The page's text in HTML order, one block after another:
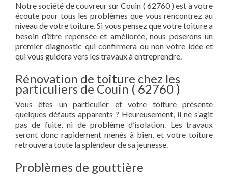
Notre société de couvreur sur Couin ( 62760 ) est à votre
écoute pour tous les problèmes que vous rencontrez au
niveau de votre toiture. Si vous pensez que votre toiture a
besoin d’être repensée et améliorée, nous poserons un
premier diagnostic qui confirmera ou non votre idée et
qui vous guidera vers les travaux à entreprendre.
Rénovation de toiture chez les
particuliers de Couin ( 62760 )
Vous êtes un particulier et votre toiture présente
quelques défauts apparents ? Heureusement, il ne s’agit
pas de fuite, ni de problème d’isolation. Les travaux
seront donc rapidement menés à bien, et votre toiture
retrouvera toute la splendeur de sa jeunesse.
Problèmes de gouttière